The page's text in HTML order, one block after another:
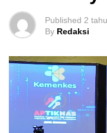
Published 2
By Redaksi